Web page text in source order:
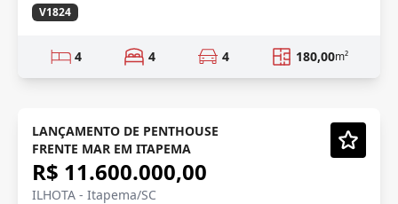
V1824
4 4 4 180,00m²
NOVIDADE
Vídeo
Pré-lançamento
LANÇAMENTO DE PENTHOUSE
FRENTE MAR EM ITAPEMA
R$ 11.600.000,00
ILHOTA - Itapema/SC